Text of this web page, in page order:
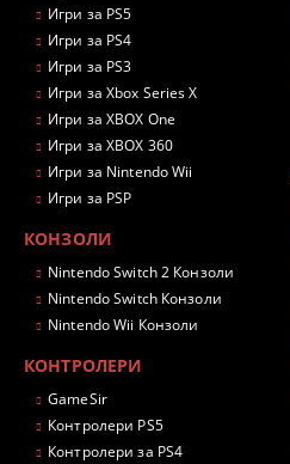
Игри за PS5
Игри за PS4
Игри за PS3
Игри за Xbox Series X
Игри за XBOX One
Игри за XBOX 360
Игри за Nintendo Wii
Игри за PSP
КОНЗОЛИ
Nintendo Switch 2 Конзоли
Nintendo Switch Конзоли
Nintendo Wii Конзоли
КОНТРОЛЕРИ
GameSir
Контролери PS5
Контролери за PS4